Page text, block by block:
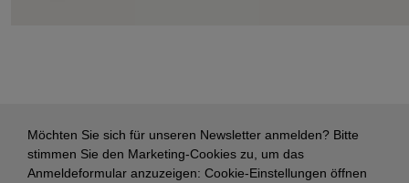
Möchten Sie sich für unseren Newsletter anmelden? Bitte
stimmen Sie den Marketing-Cookies zu, um das
Anmeldeformular anzuzeigen: Cookie-Einstellungen öffnen